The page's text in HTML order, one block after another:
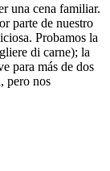
una cena familiar.
parte de nuestro
Probamos la
di carne); la
para más de dos
pero nos